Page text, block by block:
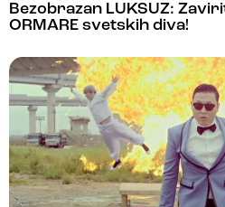
Bezobrazan LUKSUZ:
ORMARE svetskih diva!